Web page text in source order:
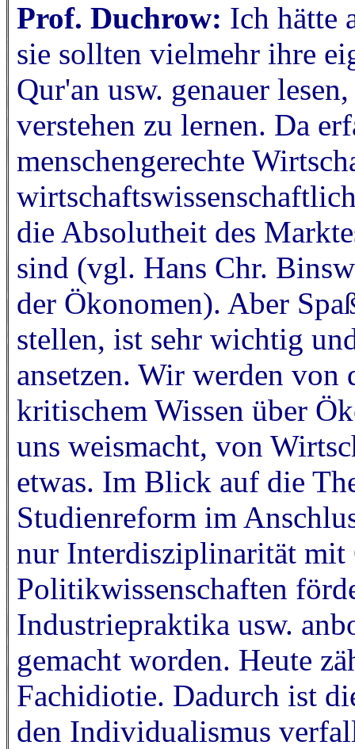
Prof. Duchrow: Ich hätte
sie sollten vielmehr ihre
Qur'an usw. genauer
verstehen zu lernen. Da
menschengerechte
die Absolutheit des
sind (vgl. Hans Chr.
der Ökonomen). Aber
stellen, ist sehr wichtig
ansetzen. Wir werden
kritischem Wissen über
uns weismacht, von
etwas. Im Blick auf die
Studienreform im
nur Interdisziplinarität
Politikwissenschaften
Industriepraktika usw.
gemacht worden. Heute
Fachidiotie. Dadurch ist
den Individualismus